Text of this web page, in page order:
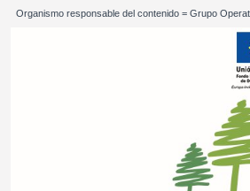
Organismo responsable del contenido = Grupo